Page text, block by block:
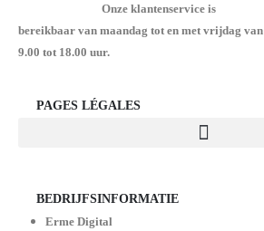
Onze klantenservice is
bereikbaar van maandag tot en met vrijdag van
9.00 tot 18.00 uur.
PAGES LÉGALES
BEDRIJFSINFORMATIE
Erme Digital